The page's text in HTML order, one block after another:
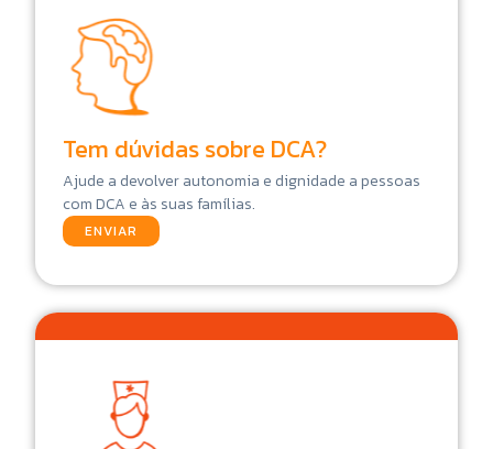
Tem dúvidas sobre DCA?
Ajude a devolver autonomia e dignidade a pessoas
com DCA e às suas famílias.
ENVIAR